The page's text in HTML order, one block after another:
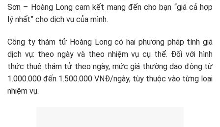
Sơn – Hoàng Long cam kết mang đến cho bạn “giá cả hợp
lý nhất” cho dịch vụ của mình.
Công ty thám tử Hoàng Long có hai phương pháp tính giá
dịch vụ: theo ngày và theo nhiệm vụ cụ thể. Đối với hình
thức thuê thám tử theo ngày, mức giá thường dao động từ
1.000.000 đến 1.500.000 VNĐ/ngày, tùy thuộc vào từng loại
nhiệm vụ.